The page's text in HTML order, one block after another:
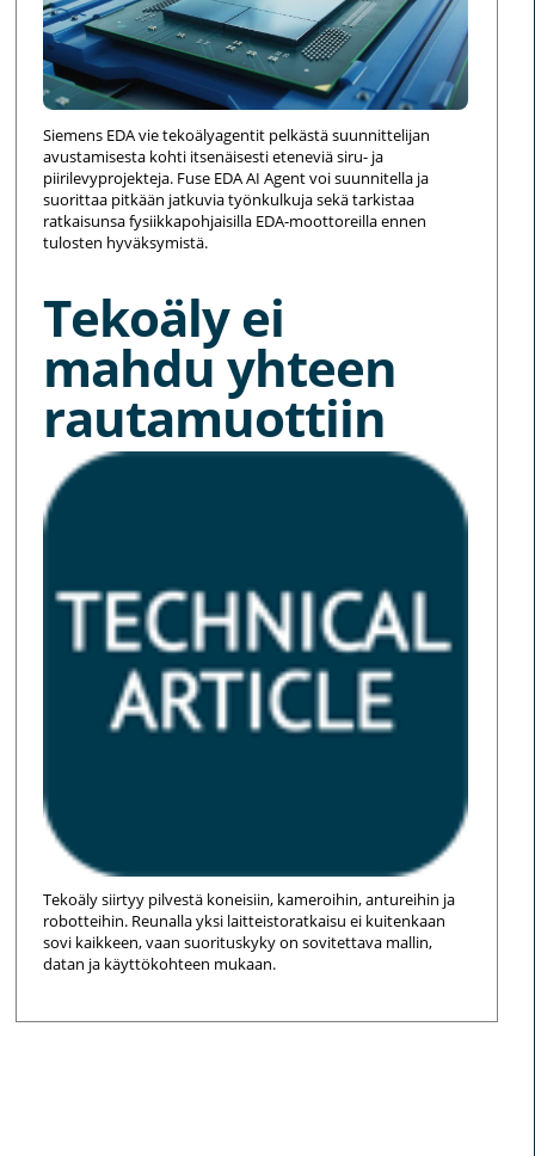
Siemens EDA vie tekoälyagentit pelkästä suunnittelijan
avustamisesta kohti itsenäisesti eteneviä siru- ja
piirilevyprojekteja. Fuse EDA AI Agent voi suunnitella ja
suorittaa pitkään jatkuvia työnkulkuja sekä tarkistaa
ratkaisunsa fysiikkapohjaisilla EDA-moottoreilla ennen
tulosten hyväksymistä.
Tekoäly ei
mahdu yhteen
rautamuottiin
Tekoäly siirtyy pilvestä koneisiin, kameroihin, antureihin ja
robotteihin. Reunalla yksi laitteistoratkaisu ei kuitenkaan
sovi kaikkeen, vaan suorituskyky on sovitettava mallin,
datan ja käyttökohteen mukaan.